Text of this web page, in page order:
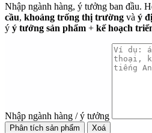
Nhập ngành hàng, ý tưởng ban đầu.
cầu, khoảng trống thị trường và ý
ý ý tưởng sản phẩm + kế hoạch
Nhập ngành hàng / ý tưởng
Phân tích sản phẩm Xoá